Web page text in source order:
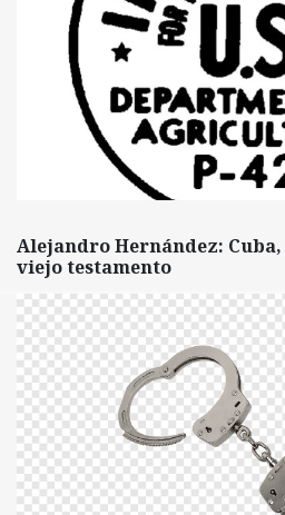
Alejandro Hernández:
viejo testamento